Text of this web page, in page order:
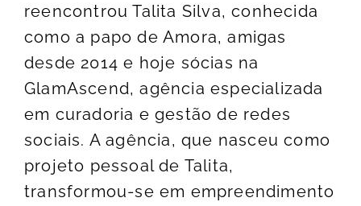
reencontrou Talita Silva, conhecida
como a papo de Amora, amigas
desde 2014 e hoje sócias na
GlamAscend, agência especializada
em curadoria e gestão de redes
sociais. A agência, que nasceu como
projeto pessoal de Talita,
transformou-se em empreendimento